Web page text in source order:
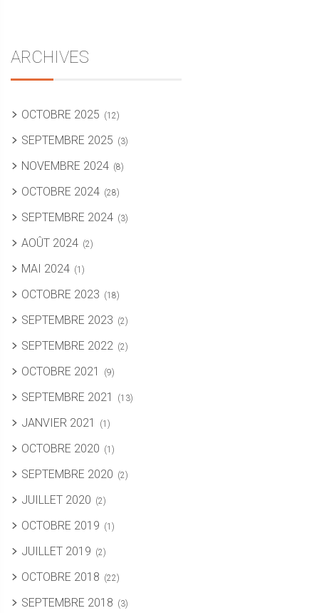
ARCHIVES
OCTOBRE 2025 (12)
SEPTEMBRE 2025 (3)
NOVEMBRE 2024 (8)
OCTOBRE 2024 (28)
SEPTEMBRE 2024 (3)
AOÛT 2024 (2)
MAI 2024 (1)
OCTOBRE 2023 (18)
SEPTEMBRE 2023 (2)
SEPTEMBRE 2022 (2)
OCTOBRE 2021 (9)
SEPTEMBRE 2021 (13)
JANVIER 2021 (1)
OCTOBRE 2020 (1)
SEPTEMBRE 2020 (2)
JUILLET 2020 (2)
OCTOBRE 2019 (1)
JUILLET 2019 (2)
OCTOBRE 2018 (22)
SEPTEMBRE 2018 (3)